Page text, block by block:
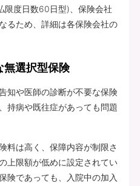
限度日数60日型)、保険会社
るため、詳細は各保険会社の
無選択型保険
知や医師の診断が不要な保険
持病や既往症があっても問題
料は高く、保障内容が制限さ
上限額が低めに設定されてい
険であっても、入院中の加入